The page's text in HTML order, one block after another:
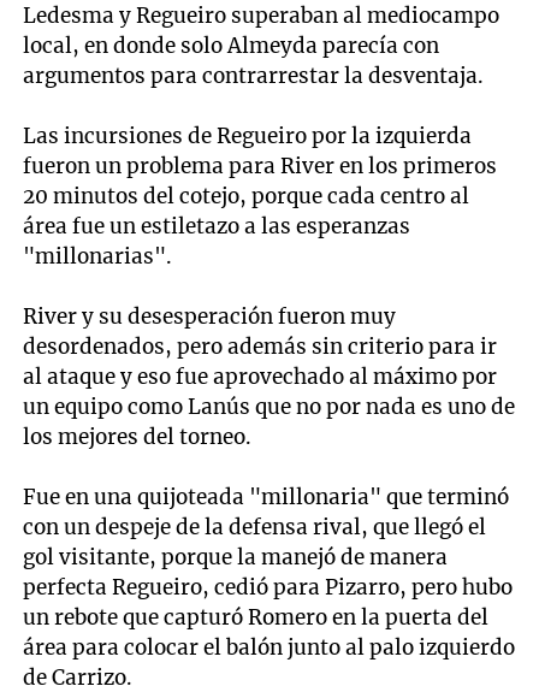
Ledesma y Regueiro superaban al mediocampo
local, en donde solo Almeyda parecía con
argumentos para contrarrestar la desventaja.
Las incursiones de Regueiro por la izquierda
fueron un problema para River en los primeros
20 minutos del cotejo, porque cada centro al
área fue un estiletazo a las esperanzas
"millonarias".
River y su desesperación fueron muy
desordenados, pero además sin criterio para ir
al ataque y eso fue aprovechado al máximo por
un equipo como Lanús que no por nada es uno de
los mejores del torneo.
Fue en una quijoteada "millonaria" que terminó
con un despeje de la defensa rival, que llegó el
gol visitante, porque la manejó de manera
perfecta Regueiro, cedió para Pizarro, pero hubo
un rebote que capturó Romero en la puerta del
área para colocar el balón junto al palo izquierdo
de Carrizo.